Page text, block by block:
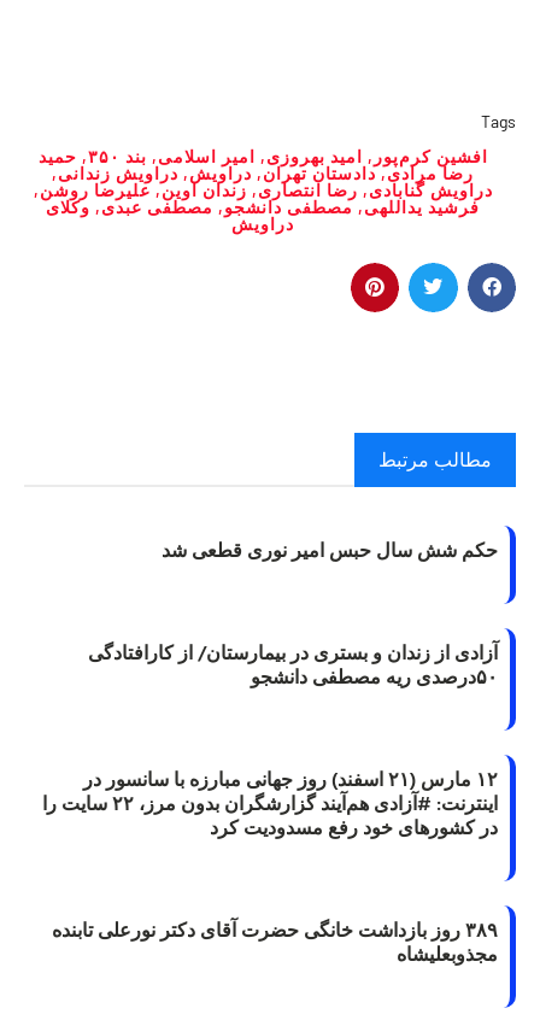
Tags
افشین کرم‌پور , امید بهروزی, امیر اسلامی, بند ۳۵۰ , حمید
رضا مرادی,دادستان تهران, دراویش, دراویش زندانی,
دراویش گنابادی, رضا انتصاری, زندان اوین,علیرضا روشن,
فرشید یداللهی, مصطفی دانشجو, مصطفی عبدی, وکلای
دراویش
مطالب مرتبط
حکم شش سال حبس امیر نوری قطعی شد
آزادی از زندان و بستری در بیمارستان/ از کارافتادگی
۵۰درصدی ریه مصطفی دانشجو
۱۲ مارس (۲۱ اسفند) روز جهانی مبارزه با سانسور در
اینترنت: #آزادی هم‌آیند گزارشگران‌ بدون مرز، ۲۲ سایت را
در کشورهای خود رفع مسدودیت کرد
۳۸۹ روز بازداشت خانگی حضرت آقای دکتر نورعلی تابنده
مجذوبعلیشاه